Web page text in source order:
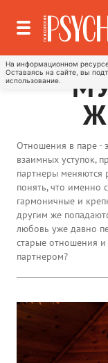
На информационном
Оставаясь на сайте, вы
использование.
Отношения в паре -
взаимных уступок,
партнеры меняются
понять, что именно
гармоничные и
другим же
любовь уже давно
старые отношения
партнером?